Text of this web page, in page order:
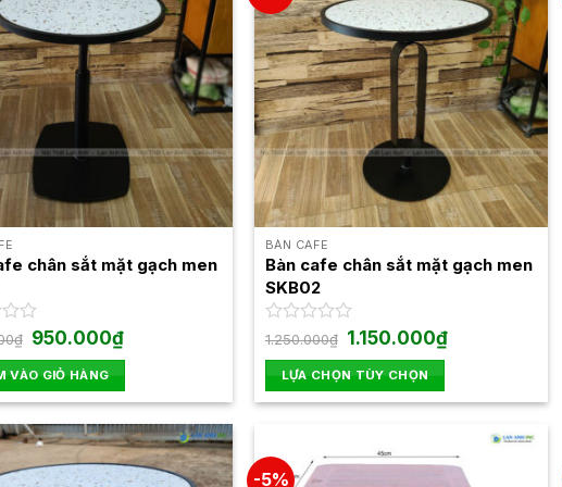
chân sắt mặt gạch men
₫ Giá
gốc
là:
1.050.000₫.
950.000₫Giá
hiện
tại
là:
950.000₫.
VÀO GIỎ HÀNG
BÀN CAFE
Bàn cafe chân sắt mặt gạch men
SKB02
Được
hạng
0
5
1.250.000₫ Giá
gốc
là:
1.250.000₫.
1.150.000₫Giá
hiện
LỰA CHỌN TÙY CHỌN
Sản
này
có
-5%